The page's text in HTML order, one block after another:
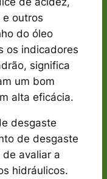
outros
do óleo
os indicadores
significa
um bom
alta eficácia.
desgaste
de desgaste
avaliar a
hidráulicos.